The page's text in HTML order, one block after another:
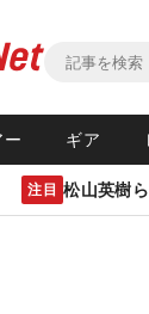
ー ギア
注目 松山英樹